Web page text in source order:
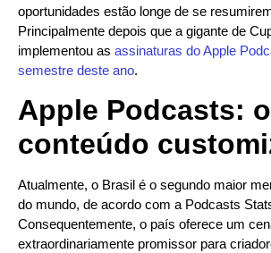
oportunidades estão longe de se
Principalmente depois que a gigante de
implementou as assinaturas do Apple
semestre deste ano.
Apple Podcasts:
conteúdo
Atualmente, o Brasil é o segundo maior
do mundo, de acordo com a Podcasts
Consequentemente, o país oferece um
extraordinariamente promissor para